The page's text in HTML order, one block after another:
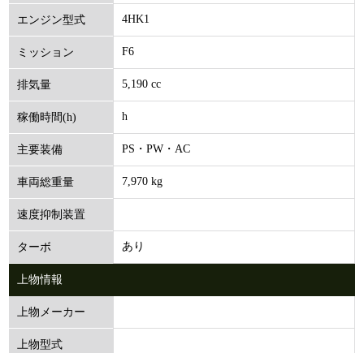
(円)
エンジン型式 4HK1
ミッション F6
排気量 5,190 cc
稼働時間(h) h
主要装備 PS・PW・AC
車両総重量 7,970 kg
速度抑制装置
ターボ あり
上物情報
上物メーカー
上物型式